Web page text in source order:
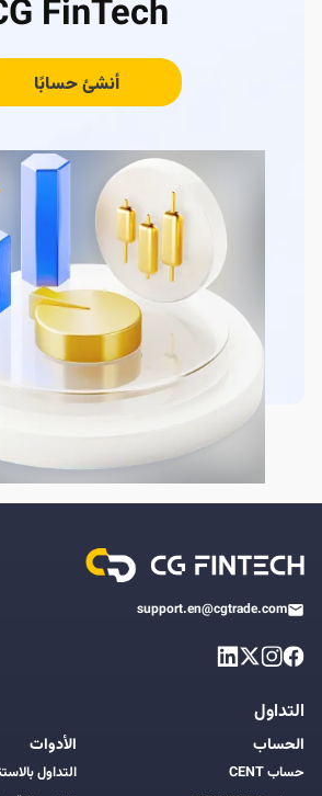
FinTech
أنشئ حسابًا
support.en@cgtrade.com
التداول
الحساب
حساب CENT
الأدوات
التداول